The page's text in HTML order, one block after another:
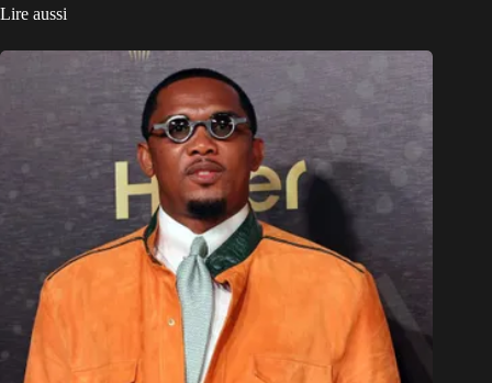
Lire aussi